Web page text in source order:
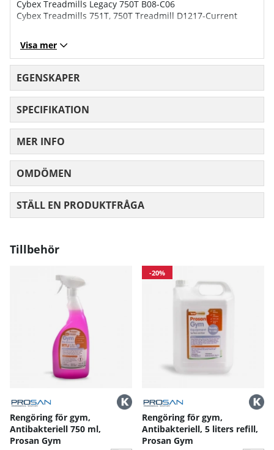
Cybex Treadmills Legacy 750T B08-C06
Cybex Treadmills 751T, 750T Treadmill D1217-Current
Visa mer
EGENSKAPER
SPECIFIKATION
MER INFO
OMDÖMEN
STÄLL EN PRODUKTFRÅGA
Tillbehör
Rengöring för gym,
Antibakteriell 750 ml,
Prosan Gym
-20%
Rengöring för gym,
Antibakteriell, 5 liters refill,
Prosan Gym